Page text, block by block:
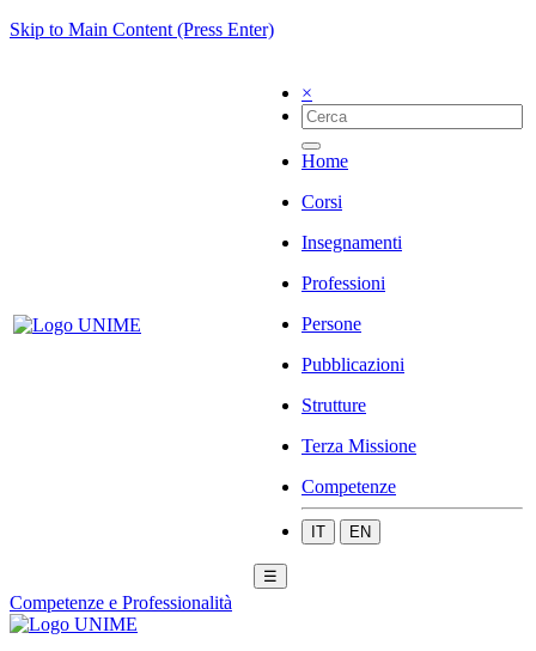
Skip to Main Content (Press Enter)
×
Home
Corsi
Insegnamenti
Professioni
Persone
Pubblicazioni
Strutture
Terza Missione
Competenze
IT EN
☰
Competenze e Professionalità